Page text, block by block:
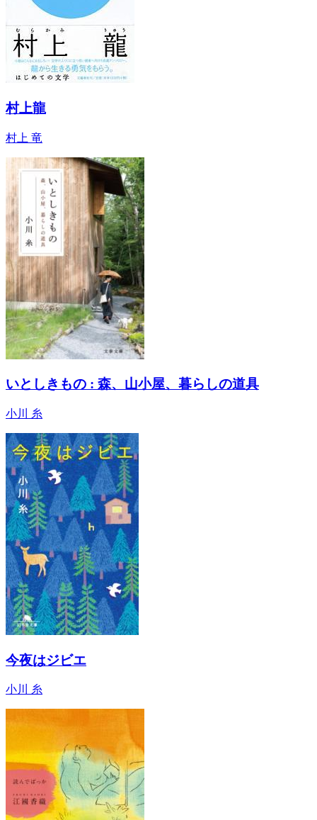
村上龍
村上 竜
いとしきもの : 森、山小屋、暮らしの道具
小川 糸
今夜はジビエ
小川 糸